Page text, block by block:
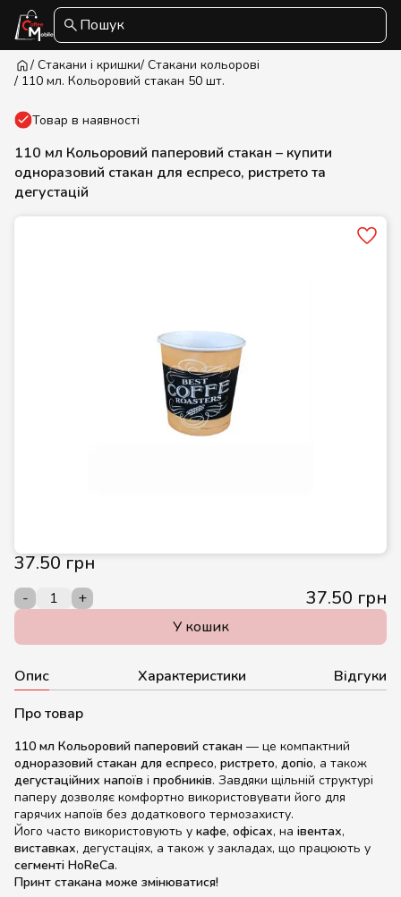
Пошук
/ Стакани і кришки/ Стакани кольорові
/ 110 мл. Кольоровий стакан 50 шт.
Товар в наявності
110 мл Кольоровий паперовий стакан – купити
одноразовий стакан для еспресо, ристрето та
дегустацій
37.50 грн
- + 37.50 грн
У кошик
Опис Характеристики
Відгуки
Про товар
110 мл Кольоровий паперовий стакан — це компактний
одноразовий стакан для еспресо, ристрето, допіо, а також
дегустаційних напоїв і пробників. Завдяки щільній структурі
паперу дозволяє комфортно використовувати його для
гарячих напоїв без додаткового термозахисту.
Його часто використовують у кафе, офісах, на івентах,
виставках, дегустаціях, а також у закладах, що працюють у
сегменті HoReCa.
Принт стакана може змінюватися!